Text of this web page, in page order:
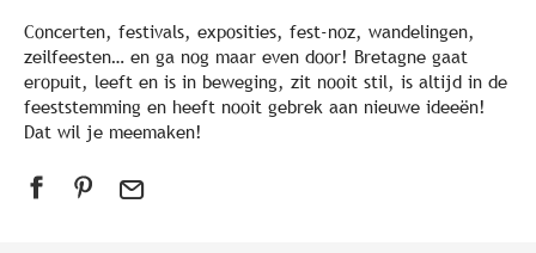
Concerten, festivals, exposities, fest-noz, wandelingen,
zeilfeesten… en ga nog maar even door! Bretagne gaat
eropuit, leeft en is in beweging, zit nooit stil, is altijd in de
feeststemming en heeft nooit gebrek aan nieuwe ideeën!
Dat wil je meemaken!